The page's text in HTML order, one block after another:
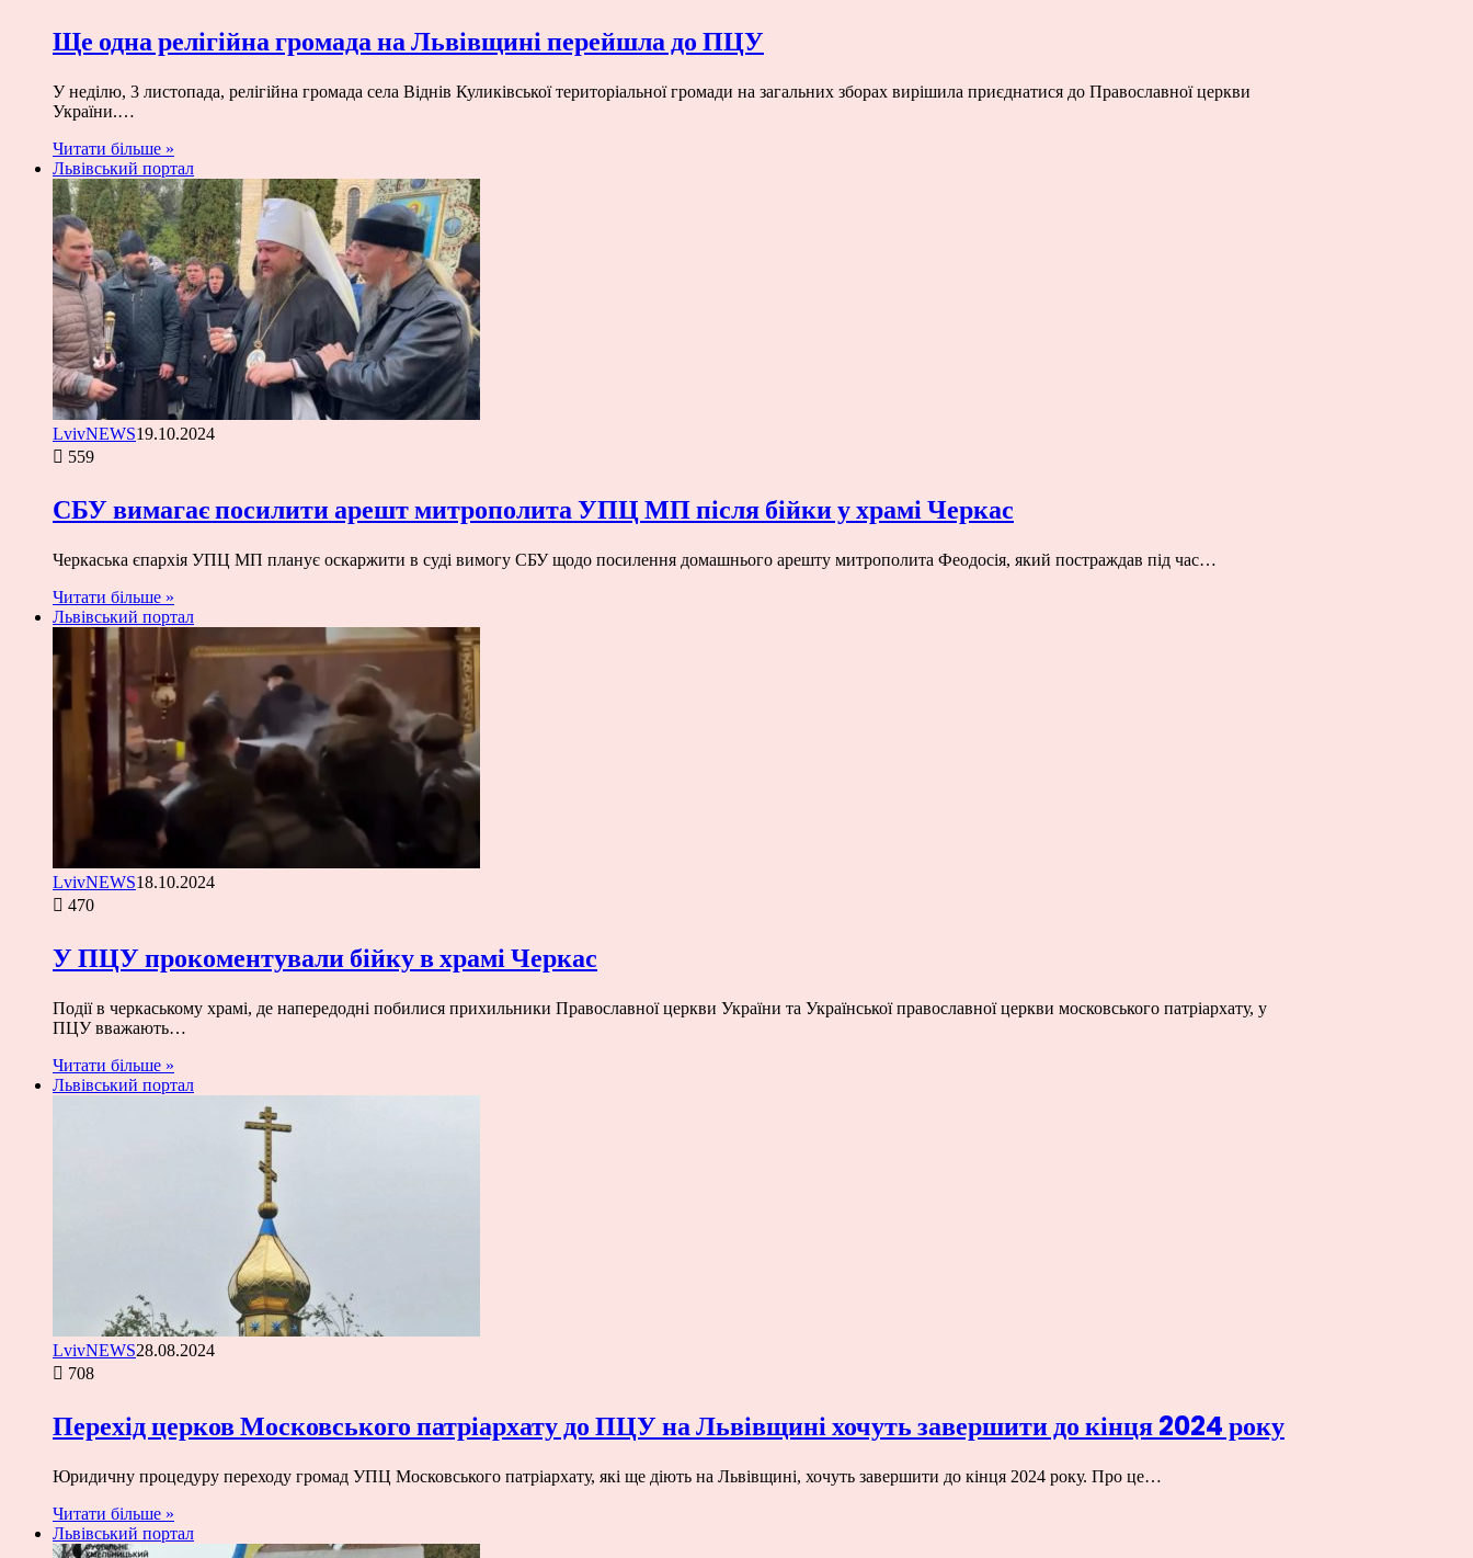
Ще одна релігійна громада на Львівщині перейшла до ПЦУ
У неділю, 3 листопада, релігійна громада села Віднів Куликівської територіальної громади на загальних зборах вирішила приєднатися до Православної церкви
України.…
Читати більше »
Львівський портал
LvivNEWS19.10.2024
559
СБУ вимагає посилити арешт митрополита УПЦ МП після бійки у храмі Черкас
Черкаська єпархія УПЦ МП планує оскаржити в суді вимогу СБУ щодо посилення домашнього арешту митрополита Феодосія, який постраждав під час…
Читати більше »
Львівський портал
LvivNEWS18.10.2024
470
У ПЦУ прокоментували бійку в храмі Черкас
Події в черкаському храмі, де напередодні побилися прихильники Православної церкви України та Української православної церкви московського патріархату, у
ПЦУ вважають…
Читати більше »
Львівський портал
LvivNEWS28.08.2024
708
Перехід церков Московського патріархату до ПЦУ на Львівщині хочуть завершити до кінця 2024 року
Юридичну процедуру переходу громад УПЦ Московського патріархату, які ще діють на Львівщині, хочуть завершити до кінця 2024 року. Про це…
Читати більше »
Львівський портал